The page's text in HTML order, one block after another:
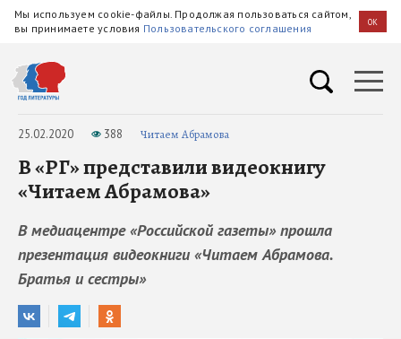
Мы используем cookie-файлы. Продолжая пользоваться сайтом,
вы принимаете условия Пользовательского соглашения OK
25.02.2020 388 Читаем Абрамова
В «РГ» представили видеокнигу
«Читаем Абрамова»
В медиацентре «Российской газеты» прошла
презентация видеокниги «Читаем Абрамова.
Братья и сестры»